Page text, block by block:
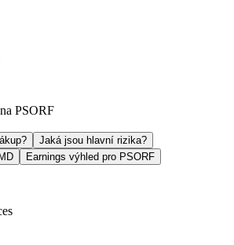
PSORF
Jaká jsou hlavní rizika?
Earnings výhled pro PSORF